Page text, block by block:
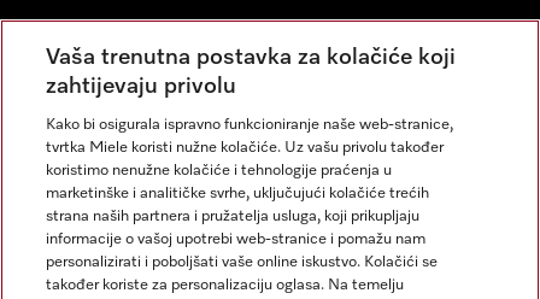
Newsletter
Miele na Instagramu
Miele na Facebooku
Vaša trenutna postavka za kolačiće koji
zahtijevaju privolu
Kako bi osigurala ispravno funkcioniranje naše web-stranice,
tvrtka Miele koristi nužne kolačiće. Uz vašu privolu također
koristimo nenužne kolačiće i tehnologije praćenja u
marketinške i analitičke svrhe, uključujući kolačiće trećih
strana naših partnera i pružatelja usluga, koji prikupljaju
informacije o vašoj upotrebi web-stranice i pomažu nam
personalizirati i poboljšati vaše online iskustvo. Kolačići se
također koriste za personalizaciju oglasa. Na temelju